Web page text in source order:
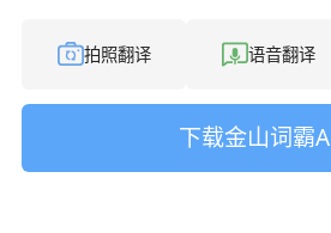
拍照翻译 语音翻译
下载金山词霸